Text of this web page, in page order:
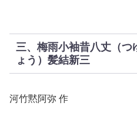
三、梅雨小袖昔八丈（つ
ょう）髪結新三
河竹黙阿弥 作